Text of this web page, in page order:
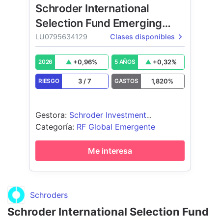
Schroders
Schroder International Selection Fund
Schroder International
Selection Fund Emerging
Market Bond
LU0795634129 Clases disponibles
2026 +0,96% 5 AÑOS +0,32%
RIESGO 3 /7 GASTOS 1,820%
Gestora: Schroder Investment
Management (Europe) S.A.
Categoría: RF Global Emergente
Me interesa